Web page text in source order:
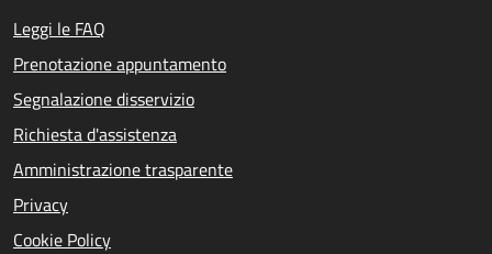
Leggi le FAQ
Prenotazione appuntamento
Segnalazione disservizio
Richiesta d'assistenza
Amministrazione trasparente
Privacy
Cookie Policy